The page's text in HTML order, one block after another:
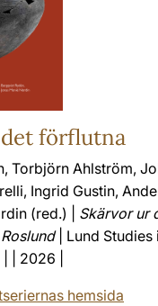
förflutna
Torbjörn Ahlström,
Ingrid Gustin,
(red.) | Skärvor ur
| Lund Studies
| 2026 |
hemsida